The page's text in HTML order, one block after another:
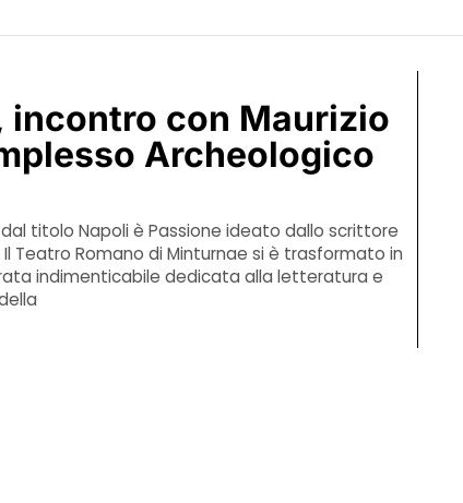
incontro con Maurizio
Archeologico
titolo Napoli è Passione ideato dallo scrittore
Teatro Romano di Minturnae si è trasformato in
indimenticabile dedicata alla letteratura e